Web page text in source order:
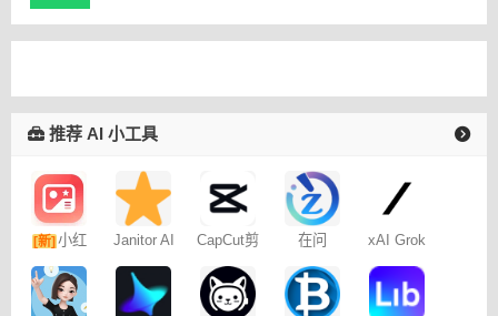
推荐 AI 小工具
[新] 小红
书图文笔
记
Janitor AI
聊天
CapCut剪
在问 xAI Grok